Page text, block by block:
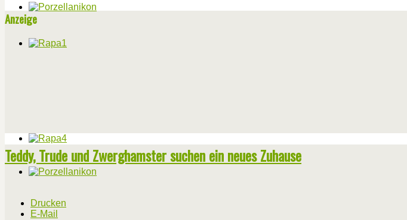
Anzeige
Teddy, Trude und Zwerghamster suchen ein neues Zuhause
Drucken
E-Mail